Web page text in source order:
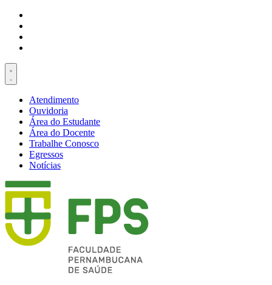
Atendimento
Ouvidoria
Área do Estudante
Área do Docente
Trabalhe Conosco
Egressos
Notícias